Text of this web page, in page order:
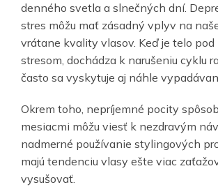
denného svetla a slnečných dní.
stres môžu mať zásadný vplyv na
vrátane kvality vlasov. Keď je telo pod
stresom, dochádza k narušeniu cyklu
často sa vyskytuje aj náhle
Okrem toho, nepríjemné pocity
mesiacmi môžu viesť k nezdravým
nadmerné používanie stylingových
majú tendenciu vlasy ešte viac
vysušovať.